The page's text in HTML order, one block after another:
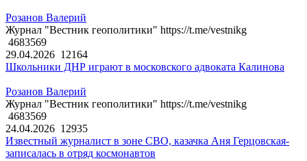
Розанов Валерий
Журнал "Вестник геополитики" https://t.me/vestnikg
4683569
29.04.2026 12164
Школьники ДНР играют в московского адвоката Калинова
Розанов Валерий
Журнал "Вестник геополитики" https://t.me/vestnikg
4683569
24.04.2026 12935
Известный журналист в зоне СВО, казачка Аня Герцовская-
записалась в отряд космонавтов